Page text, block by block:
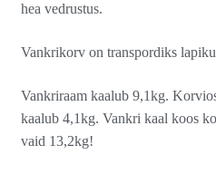
hea vedrustus.
Vankrikorv on transpordiks
Vankriraam kaalub 9,1kg.
kaalub 4,1kg. Vankri kaal koos
vaid 13,2kg!